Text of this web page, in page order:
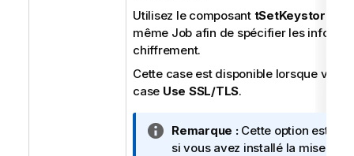
Utilisez le composant tSetKeystore
même Job afin de spécifier les
chiffrement.
Cette case est disponible lorsque vous
case Use SSL/TLS.
N
o
Remarque :Cette option est
si vous avez installé la mise à